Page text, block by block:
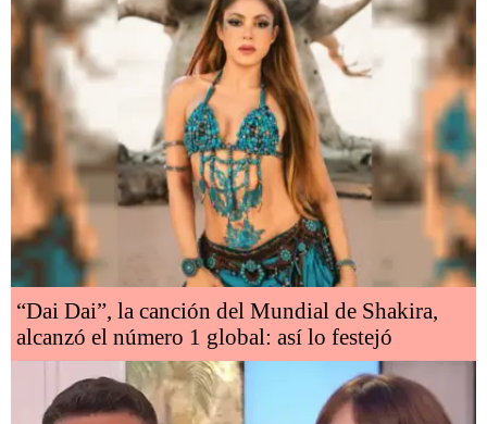
“Dai Dai”, la canción del Mundial de Shakira,
alcanzó el número 1 global: así lo festejó